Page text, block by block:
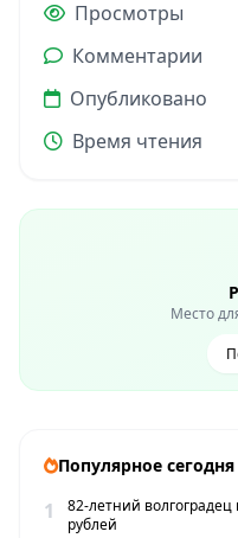
Просмотры
Комментарии
Опубликовано
Время чтения
Место
Популярное сегодня
1
82-летний
рублей